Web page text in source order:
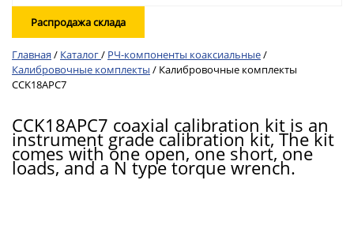
Распродажа склада
Главная / Каталог/ РЧ-компоненты коаксиальные/
Калибровочные комплекты / Калибровочные комплекты
CCK18APC7
CCK18APC7 coaxial calibration kit is an
instrument grade calibration kit, The kit
comes with one open, one short, one
loads, and a N type torque wrench.